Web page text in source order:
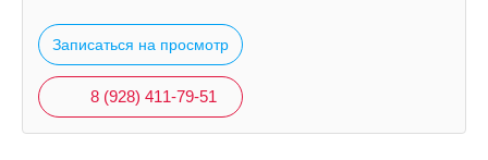
Записаться на просмотр
8 (928) 411-79-51